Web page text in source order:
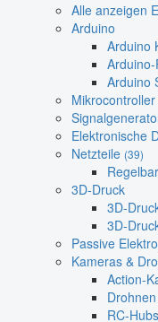
Alle anzeigen
Arduino
Arduino
Arduino
Elektronische
Netzteile (39)
3D-Druck
3D-
3D-
Passive
Kameras &
Action-
RC-